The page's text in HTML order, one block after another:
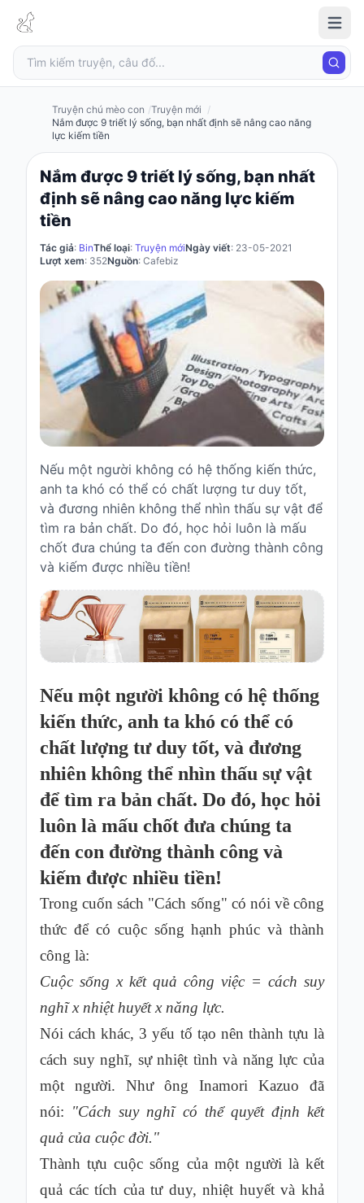
chú
mèo
con
Đăng
nhập
Đăng
Đăng
ký
Câu
Truyện
Truyện
Cổ
tích
Việt
Nam
Truyện
cổ
Grimms
Thơ
cười
đáp
Giới
thiệu
Truyện chú mèo con Truyện mới
Nắm được 9 triết lý sống, bạn nhất định sẽ nâng cao năng
lực kiếm tiền
Nắm được 9 triết lý sống, bạn nhất
định sẽ nâng cao năng lực kiếm
tiền
Tác giả: BinThể loại: Truyện mớiNgày viết: 23-05-2021
Lượt xem: 352Nguồn: Cafebiz
Nếu một người không có hệ thống kiến thức,
anh ta khó có thể có chất lượng tư duy tốt,
và đương nhiên không thể nhìn thấu sự vật để
tìm ra bản chất. Do đó, học hỏi luôn là mấu
chốt đưa chúng ta đến con đường thành công
và kiếm được nhiều tiền!
Nếu một người không có hệ thống
kiến thức, anh ta khó có thể có
chất lượng tư duy tốt, và đương
nhiên không thể nhìn thấu sự vật
để tìm ra bản chất. Do đó, học hỏi
luôn là mấu chốt đưa chúng ta
đến con đường thành công và
kiếm được nhiều tiền!
Trong cuốn sách "Cách sống" có nói về công
thức để có cuộc sống hạnh phúc và thành
công là:
Cuộc sống x kết quả công việc = cách suy
nghĩ x nhiệt huyết x năng lực.
Nói cách khác, 3 yếu tố tạo nên thành tựu là
cách suy nghĩ, sự nhiệt tình và năng lực của
một người. Như ông Inamori Kazuo đã
nói: "Cách suy nghĩ có thể quyết định kết
quả của cuộc đời."
Thành tựu cuộc sống của một người là kết
quả các tích của tư duy, nhiệt huyết và khả